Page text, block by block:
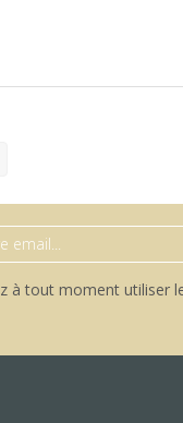
à tout moment utiliser